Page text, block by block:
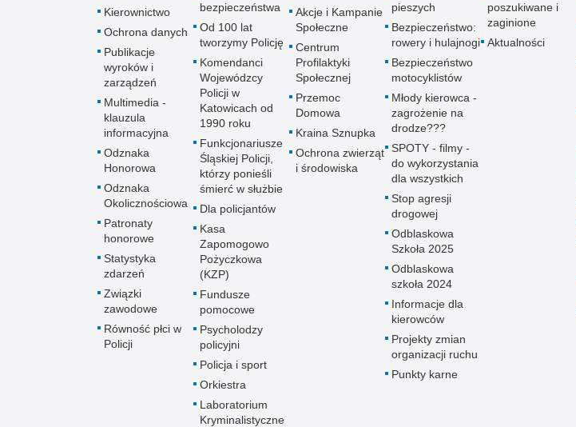
Kierownictwo
Ochrona danych
Publikacje
wyroków i
zarządzeń
Multimedia -
klauzula
informacyjna
Odznaka
Honorowa
Odznaka
Okolicznościowa
Patronaty
honorowe
Statystyka
zdarzeń
Związki
zawodowe
Równość płci w
Policji
bezpieczeństwa
Od 100 lat
tworzymy Policję
Komendanci
Wojewódzcy
Policji w
Katowicach od
1990 roku
Funkcjonariusze
Śląskiej Policji,
którzy ponieśli
śmierć w służbie
Dla policjantów
Kasa
Zapomogowo
Pożyczkowa
(KZP)
Fundusze
pomocowe
Psycholodzy
policyjni
Policja i sport
Orkiestra
Laboratorium
Kryminalistyczne
Akcje i Kampanie
Społeczne
Centrum
Profilaktyki
Społecznej
Przemoc
Domowa
Kraina Sznupka
Ochrona zwierząt
i środowiska
pieszych
Bezpieczeństwo:
rowery i hulajnogi
Bezpieczeństwo
motocyklistów
Młody kierowca -
zagrożenie na
drodze???
SPOTY - filmy -
do wykorzystania
dla wszystkich
Stop agresji
drogowej
Odblaskowa
Szkoła 2025
Odblaskowa
szkoła 2024
Informacje dla
kierowców
Projekty zmian
organizacji ruchu
Punkty karne
poszukiwane i
zaginione
Aktualności